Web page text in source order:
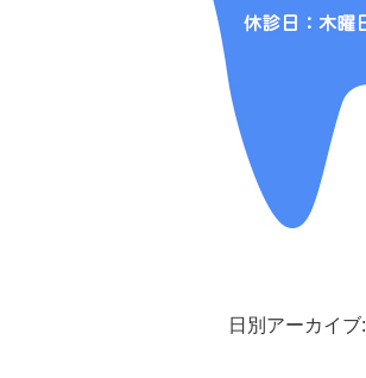
日別アーカイブ: